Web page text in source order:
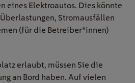
eines Elektroautos. Dies könnte
Stromausfällen
(für die Betreiber*innen)
erlaubt, müssen Sie die
an Bord haben. Auf vielen